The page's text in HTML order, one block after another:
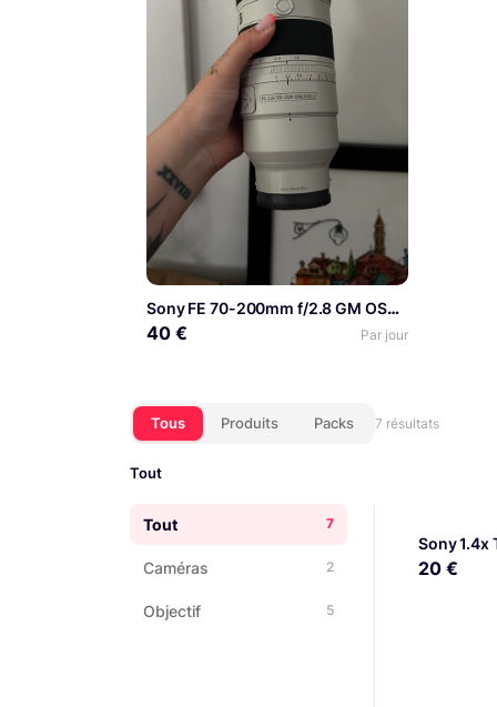
Sony FE 70-200mm f/2.8 GM OSS II
40 € Par jour
Tous Produits Packs 7 résultats
Tout
Tout 7
Caméras 2
Objectif 5
Sony 1.4x
20 €